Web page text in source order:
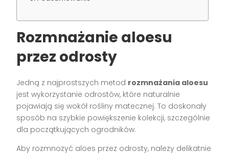
Rozmnażanie aloesu
przez odrosty
Jedną z najprostszych metod rozmnażania aloesu
jest wykorzystanie odrostów, które naturalnie
pojawiają się wokół rośliny matecznej. To doskonały
sposób na szybkie powiększenie kolekcji, szczególnie
dla początkujących ogrodników.
Aby rozmnożyć aloes przez odrosty, należy delikatnie